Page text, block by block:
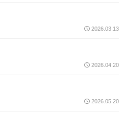
2026.03.13
2026.04.20
2026.05.20